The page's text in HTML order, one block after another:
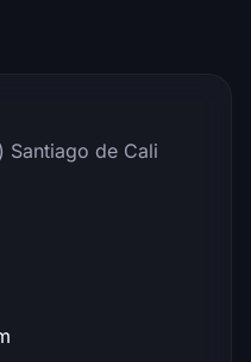
Santiago de Cali